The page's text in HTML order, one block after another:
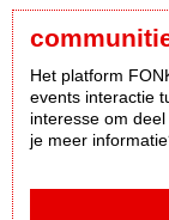
Het platform
events interactie
interesse om
je meer